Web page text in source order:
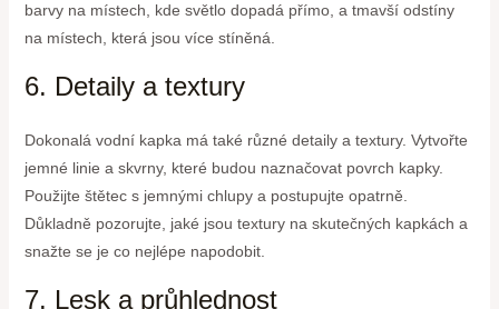
barvy na místech, kde světlo dopadá přímo, a tmavší odstíny
na místech, která jsou více stíněná.
6. Detaily a textury
Dokonalá vodní kapka má také různé detaily a textury. Vytvořte
jemné linie a skvrny, které budou naznačovat povrch kapky.
Použijte štětec s jemnými chlupy a postupujte opatrně.
Důkladně pozorujte, jaké jsou textury na skutečných kapkách a
snažte se je co nejlépe napodobit.
7. Lesk a průhlednost